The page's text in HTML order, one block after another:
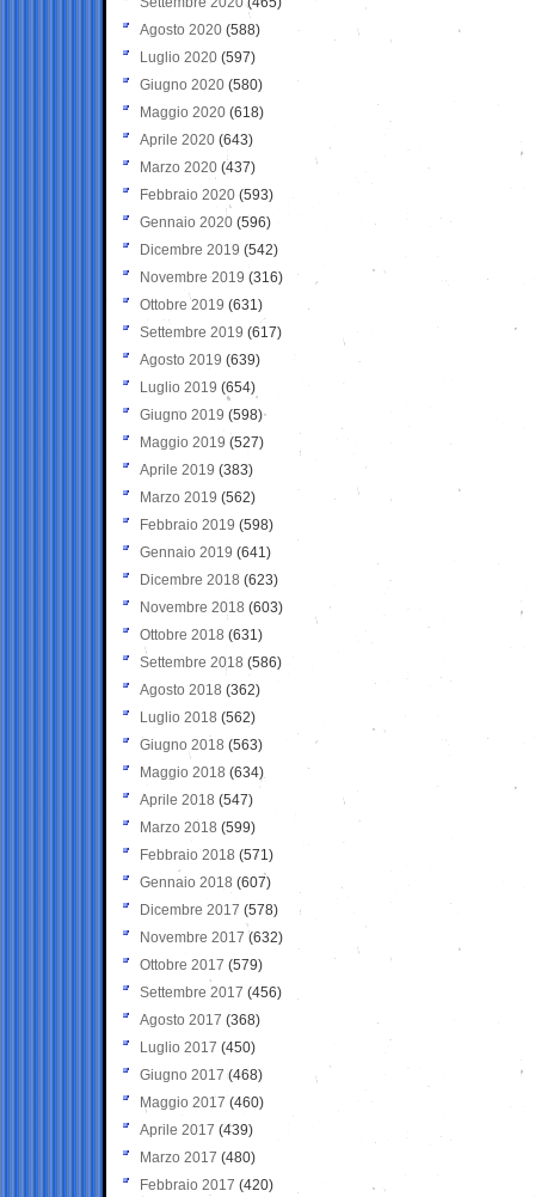
Agosto 2020 (588)
Luglio 2020 (597)
Giugno 2020 (580)
Maggio 2020 (618)
Aprile 2020 (643)
Marzo 2020 (437)
Febbraio 2020 (593)
Gennaio 2020 (596)
Dicembre 2019 (542)
Novembre 2019 (316)
Ottobre 2019 (631)
Settembre 2019 (617)
Agosto 2019 (639)
Luglio 2019 (654)
Giugno 2019 (598)
Maggio 2019 (527)
Aprile 2019 (383)
Marzo 2019 (562)
Febbraio 2019 (598)
Gennaio 2019 (641)
Dicembre 2018 (623)
Novembre 2018 (603)
Ottobre 2018 (631)
Settembre 2018 (586)
Agosto 2018 (362)
Luglio 2018 (562)
Giugno 2018 (563)
Maggio 2018 (634)
Aprile 2018 (547)
Marzo 2018 (599)
Febbraio 2018 (571)
Gennaio 2018 (607)
Dicembre 2017 (578)
Novembre 2017 (632)
Ottobre 2017 (579)
Settembre 2017 (456)
Agosto 2017 (368)
Luglio 2017 (450)
Giugno 2017 (468)
Maggio 2017 (460)
Aprile 2017 (439)
Marzo 2017 (480)
Febbraio 2017 (420)